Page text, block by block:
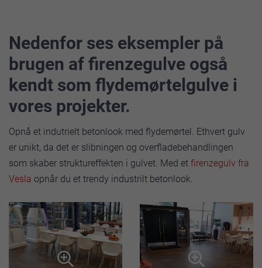
Nedenfor ses eksempler på
brugen af firenzegulve også
kendt som flydemørtelgulve i
vores projekter.
Opnå et indutrielt betonlook med flydemørtel. Ethvert gulv
er unikt, da det er slibningen og overfladebehandlingen
som skaber struktureffekten i gulvet. Med et firenzegulv fra
Vesla opnår du et trendy industrilt betonlook.
 